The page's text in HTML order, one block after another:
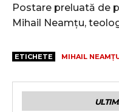
Postare preluată de
Mihail Neamțu,
ETICHETE MIHAIL